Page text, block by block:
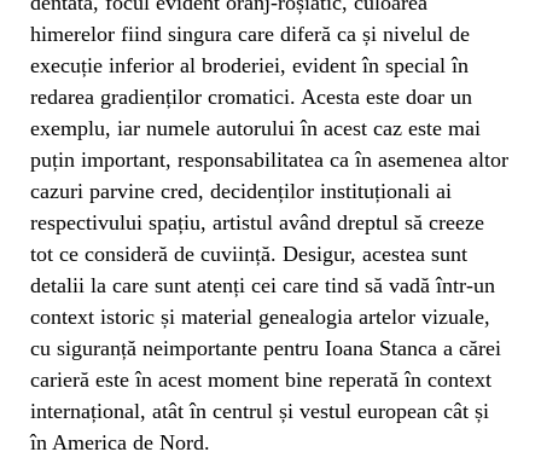
himerelor fiind singura care diferă ca și nivelul de
execuție inferior al broderiei, evident în special în
redarea gradienților cromatici. Acesta este doar un
exemplu, iar numele autorului în acest caz este mai
puțin important, responsabilitatea ca în asemenea altor
cazuri parvine cred, decidenților instituționali ai
respectivului spațiu, artistul având dreptul să creeze
tot ce consideră de cuviință. Desigur, acestea sunt
detalii la care sunt atenți cei care tind să vadă într-un
context istoric și material genealogia artelor vizuale,
cu siguranță neimportante pentru Ioana Stanca a cărei
carieră este în acest moment bine reperată în context
internațional, atât în centrul și vestul european cât și
în America de Nord.